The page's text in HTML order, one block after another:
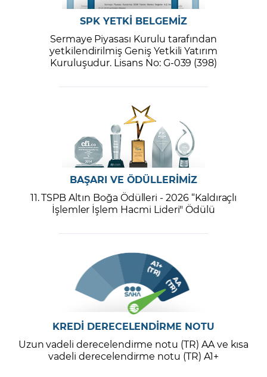
SPK YETKİ BELGEMİZ
Sermaye Piyasası Kurulu tarafından
yetkilendirilmiş Geniş Yetkili Yatırım
Kuruluşudur. Lisans No: G-039 (398)
BAŞARI VE ÖDÜLLERİMİZ
11. TSPB Altın Boğa Ödülleri - 2026 “Kaldıraçlı
İşlemler İşlem Hacmi Lideri" Ödülü
KREDİ DERECELENDİRME NOTU
Uzun vadeli derecelendirme notu (TR) AA ve kısa
vadeli derecelendirme notu (TR) A1+